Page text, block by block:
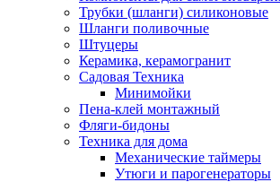
Трубки (шланги) силиконовые
Шланги поливочные
Штуцеры
Керамика, керамогранит
Садовая Техника
Минимойки
Пена-клей монтажный
Фляги-бидоны
Техника для дома
Механические таймеры
Утюги и парогенераторы